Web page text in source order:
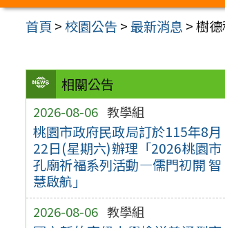
首頁 >校園公告 >最新消息 >樹
相關公告
2026-08-06 教學組
桃園市政府民政局訂於115年8月
22日(星期六)辦理「2026桃園市
孔廟祈福系列活動—儒門初開 智
慧啟航」
2026-08-06 教學組